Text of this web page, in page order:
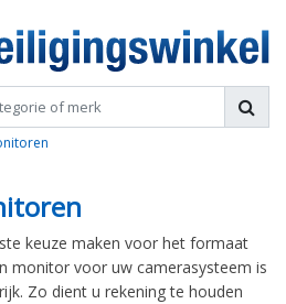
keuze maken voor het formaat
monitor voor uw camerasysteem is
Zo dient u rekening te houden